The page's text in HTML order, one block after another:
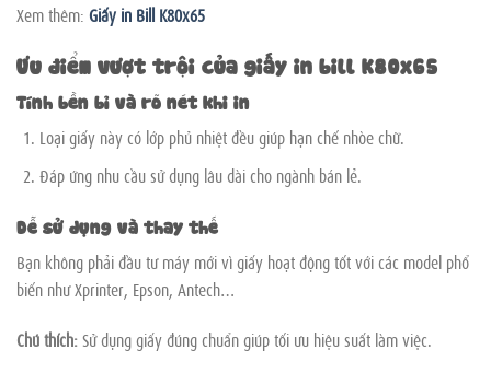
Xem thêm: Giấy in Bill K80x65
Ưu điểm vượt trội của giấy in bill K80x65
Tính bền bỉ và rõ nét khi in
Loại giấy này có lớp phủ nhiệt đều giúp hạn chế nhòe chữ.
Đáp ứng nhu cầu sử dụng lâu dài cho ngành bán lẻ.
Dễ sử dụng và thay thế
Bạn không phải đầu tư máy mới vì giấy hoạt động tốt với các model phổ
biến như Xprinter, Epson, Antech…
Chú thích:Sử dụng giấy đúng chuẩn giúp tối ưu hiệu suất làm việc.